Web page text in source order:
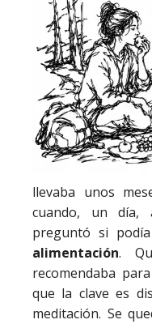
llevaba unos
cuando, un día,
preguntó si
alimentación.
recomendaba
que la clave es
meditación. Se